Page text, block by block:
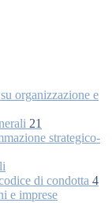
organizzazione e
21
strategico-
di condotta 4
e imprese